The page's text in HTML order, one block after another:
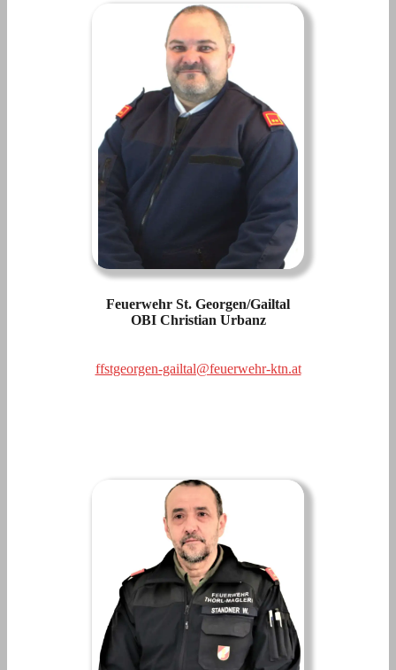
Feuerwehr St. Georgen/Gailtal
OBI Christian Urbanz
ffstgeorgen-gailtal@feuerwehr-ktn.at